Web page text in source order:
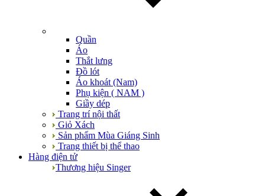
Quần
Áo
Thắt lưng
Đồ lót
Áo khoát (Nam)
Phụ kiện ( NAM )
Giầy dép
Trang trí nội thất
Giỏ Xách
Sản phẩm Mùa Giáng Sinh
Trang thiết bị thể thao
Hàng điện tử
Thương hiệu Singer